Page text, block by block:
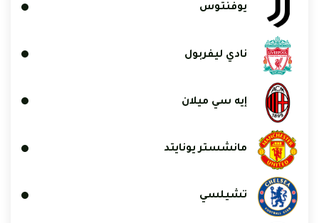
يوفنتوس
نادي ليفربول
إيه سي ميلان
مانشستر يونايتد
تشيلسي